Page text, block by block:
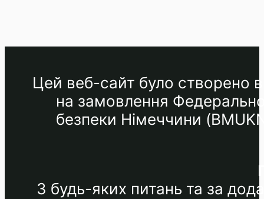
Цей веб-сайт було створено
на замовлення
безпеки Німеччини
З будь-яких питань та за